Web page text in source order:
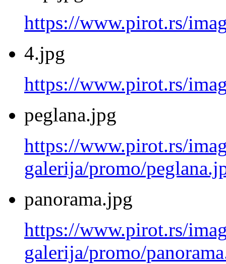
https://www.pirot.rs/
4.jpg
https://www.pirot.rs/
peglana.jpg
https://www.pirot.rs/
galerija/promo/
panorama.jpg
https://www.pirot.rs/
galerija/promo/